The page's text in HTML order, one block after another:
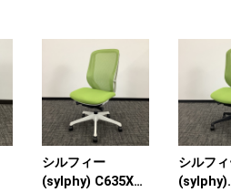
シルフィー
(sylphy) C635XW
シルフ
(sylphy)